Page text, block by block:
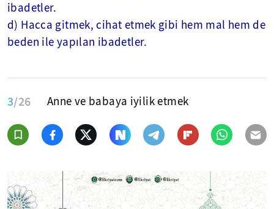
ibadetler.
d) Hacca gitmek, cihat etmek gibi hem mal hem de
beden ile yapılan ibadetler.
3/26 Anne ve babaya iyilik etmek